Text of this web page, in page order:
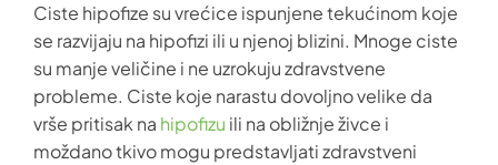
Ciste hipofize su vrećice ispunjene tekućinom koje
se razvijaju na hipofizi ili u njenoj blizini. Mnoge ciste
su manje veličine i ne uzrokuju zdravstvene
probleme. Ciste koje narastu dovoljno velike da
vrše pritisak na hipofizu ili na obližnje živce i
moždano tkivo mogu predstavljati zdravstveni